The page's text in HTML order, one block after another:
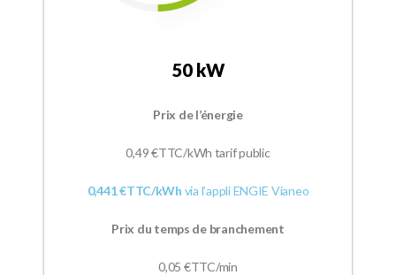
50 kW
Prix de l’énergie
0,49€TTC/kWh tarif public
0,441 €TTC/kWh via l’appli ENGIE Vianeo
Prix du temps de branchement
0,05 €TTC/min